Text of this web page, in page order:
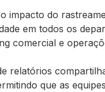
impacto do
em todos os
comercial e
relatórios
que as